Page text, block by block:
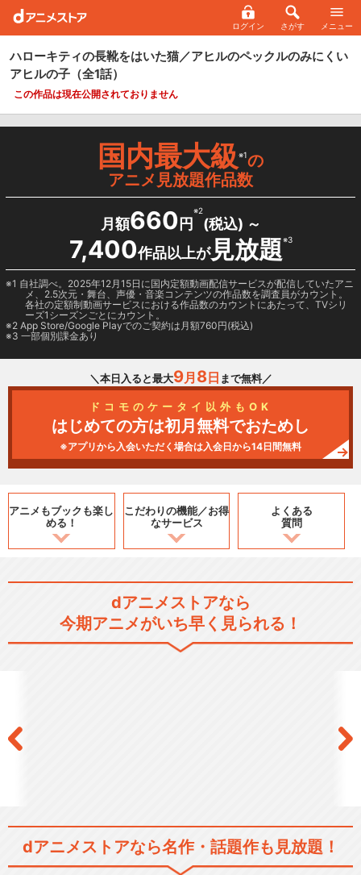
ログイン さがす メニュー
ハローキティの長靴をはいた猫／アヒルのペックルのみにくい
アヒルの子 （全1話）
この作品は現在公開されておりません
国内最大級※1の
アニメ見放題作品数
月額660 円
※2
(税込) ～
7,400作品以上が見放題※3
1 自社調べ。2025年12月15日に国内定額動画配信サービスが配信していたアニ
メ、2.5次元・舞台、声優・音楽コンテンツの作品数を調査員がカウント。
各社の定額制動画サービスにおける作品数のカウントにあたって、TVシリ
ーズ1シーズンごとにカウント。
2 App Store/Google Playでのご契約は月額760円(税込)
3 一部個別課金あり
＼本日入ると最大9月 8日 まで無料／
ドコモのケータイ以外もOK
はじめての方は初月無料でおためし
※アプリから入会いただく場合は入会日から14日間無料
アニメもブックも楽し
める！
こだわりの機能／お得
なサービス
よくある
質問
dアニメストアなら
今期アニメがいち早く見られる！
dアニメストアなら名作・話題作も見放題！